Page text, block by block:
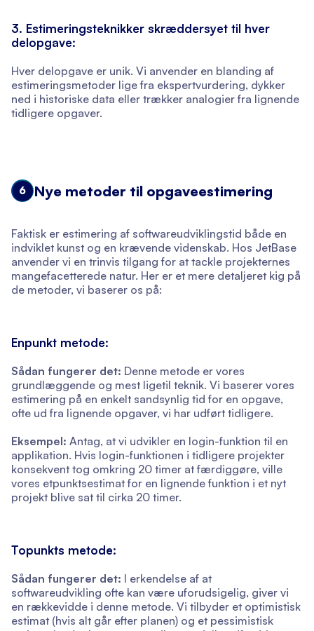
3. Estimeringsteknikker skræddersyet til hver
delopgave:
Hver delopgave er unik. Vi anvender en blanding af
estimeringsmetoder lige fra ekspertvurdering, dykker
ned i historiske data eller trækker analogier fra lignende
tidligere opgaver.
6 Nye metoder til opgaveestimering
Faktisk er estimering af softwareudviklingstid både en
indviklet kunst og en krævende videnskab. Hos JetBase
anvender vi en trinvis tilgang for at tackle projekternes
mangefacetterede natur. Her er et mere detaljeret kig på
de metoder, vi baserer os på:
Enpunkt metode:
Sådan fungerer det: Denne metode er vores
grundlæggende og mest ligetil teknik. Vi baserer vores
estimering på en enkelt sandsynlig tid for en opgave,
ofte ud fra lignende opgaver, vi har udført tidligere.
Eksempel: Antag, at vi udvikler en login-funktion til en
applikation. Hvis login-funktionen i tidligere projekter
konsekvent tog omkring 20 timer at færdiggøre, ville
vores etpunktsestimat for en lignende funktion i et nyt
projekt blive sat til cirka 20 timer.
Topunkts metode:
Sådan fungerer det: I erkendelse af at
softwareudvikling ofte kan være uforudsigelig, giver vi
en rækkevidde i denne metode. Vi tilbyder et optimistisk
estimat (hvis alt går efter planen) og et pessimistisk